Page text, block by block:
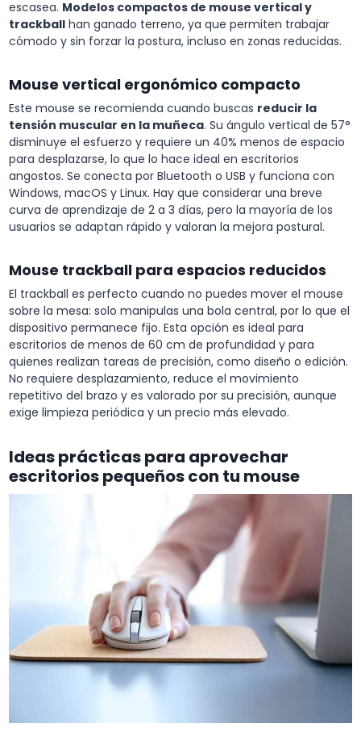
escasea. Modelos compactos de mouse vertical y
trackball han ganado terreno, ya que permiten trabajar
cómodo y sin forzar la postura, incluso en zonas reducidas.
Mouse vertical ergonómico compacto
Este mouse se recomienda cuando buscas reducir la
tensión muscular en la muñeca. Su ángulo vertical de 57°
disminuye el esfuerzo y requiere un 40% menos de espacio
para desplazarse, lo que lo hace ideal en escritorios
angostos. Se conecta por Bluetooth o USB y funciona con
Windows, macOS y Linux. Hay que considerar una breve
curva de aprendizaje de 2 a 3 días, pero la mayoría de los
usuarios se adaptan rápido y valoran la mejora postural.
Mouse trackball para espacios reducidos
El trackball es perfecto cuando no puedes mover el mouse
sobre la mesa: solo manipulas una bola central, por lo que el
dispositivo permanece fijo. Esta opción es ideal para
escritorios de menos de 60 cm de profundidad y para
quienes realizan tareas de precisión, como diseño o edición.
No requiere desplazamiento, reduce el movimiento
repetitivo del brazo y es valorado por su precisión, aunque
exige limpieza periódica y un precio más elevado.
Ideas prácticas para aprovechar
escritorios pequeños con tu mouse